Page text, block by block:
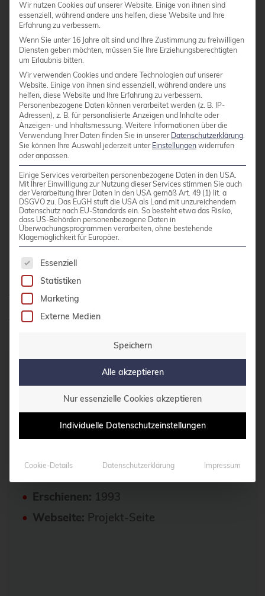
Relationale Datenbanken wie PostgreSQL
MySQL und Entwicklungswerkzeuge
(Applikations-Server, serverseitige
Skriptsprachen)
Sie sind neugierig geworden?
Lesen sie mehr zu Debian GNU/Linux:
Debian Webseite
Mailinglisten
Installation
Images
Quelle des Logos:
Von Debian –
SA 3.0
,Link
Erschienen: 1993
Webseite: Projekt-Seite
Wir nutzen Cookies auf unserer Website. Einige von ihnen sind
essenziell, während andere uns helfen, diese Website und Ihre
Erfahrung zu verbessern.
Wenn Sie unter 16 Jahre alt sind und Ihre Zustimmung zu freiwilligen
Diensten geben möchten, müssen Sie Ihre Erziehungsberechtigten
um Erlaubnis bitten.
Wir verwenden Cookies und andere Technologien auf unserer
Website. Einige von ihnen sind essenziell, während andere uns
helfen, diese Website und Ihre Erfahrung zu verbessern.
Personenbezogene Daten können verarbeitet werden (z. B. IP-
Adressen), z. B. für personalisierte Anzeigen und Inhalte oder
Anzeigen- und Inhaltsmessung. Weitere Informationen über die
Verwendung Ihrer Daten finden Sie in unserer Datenschutzerklärung
Sie können Ihre Auswahl jederzeit unter Einstellungen widerrufen
oder anpassen.
Einige Services verarbeiten personenbezogene Daten in den USA.
Mit Ihrer Einwilligung zur Nutzung dieser Services stimmen Sie auch
der Verarbeitung Ihrer Daten in den USA gemäß Art. 49 (1) lit. a
DSGVO zu. Das EuGH stuft die USA als Land mit unzureichendem
Datenschutz nach EU-Standards ein. So besteht etwa das Risiko,
dass US-Behörden personenbezogene Daten in
Überwachungsprogrammen verarbeiten, ohne bestehende
Klagemöglichkeit für Europäer.
Es folgt eine Liste der Service-Gruppen, für die
Essenziell
Statistiken
Marketing
Externe Medien
Speichern
Alle akzeptieren
Nur essenzielle Cookies akzeptieren
Individuelle Datenschutzeinstellungen
Cookie-Details Datenschutzerklärung Impressum